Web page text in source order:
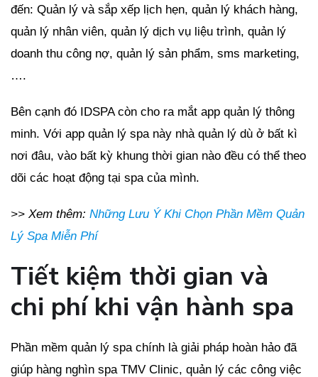
đến: Quản lý và sắp xếp lịch hẹn, quản lý khách hàng,
quản lý nhân viên, quản lý dịch vụ liệu trình, quản lý
doanh thu công nợ, quản lý sản phẩm, sms marketing,
….
Bên cạnh đó IDSPA còn cho ra mắt app quản lý thông
minh. Với app quản lý spa này nhà quản lý dù ở bất kì
nơi đâu, vào bất kỳ khung thời gian nào đều có thể theo
dõi các hoạt động tại spa của mình.
>> Xem thêm: Những Lưu Ý Khi Chọn Phần Mềm Quản
Lý Spa Miễn Phí
Tiết kiệm thời gian và
chi phí khi vận hành spa
Phần mềm quản lý spa chính là giải pháp hoàn hảo đã
giúp hàng nghìn spa TMV Clinic, quản lý các công việc